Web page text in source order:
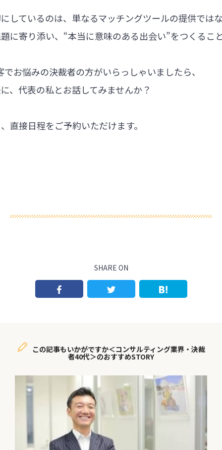
しているのは、単なるマッチングツールの提供では
に寄り添い、“本当に意味のある出会い”をつくるこ
お悩みの決裁者の方がいらっしゃいましたら、
、代表の私とお話してみませんか？
直接日程をご予約いただけます。
SHARE ON
この記事もいかがですか＜コンサルティング業界・決裁
者40代＞のおすすめSTORY